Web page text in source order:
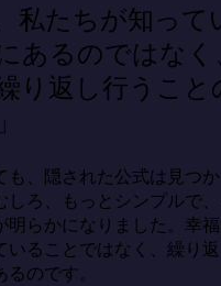
私たちが知って
あるのではなく
り返し行うこと
も、隠された公式は見つか
しろ、もっとシンプルで
らかになりました。幸福
いることではなく、繰り
のです。